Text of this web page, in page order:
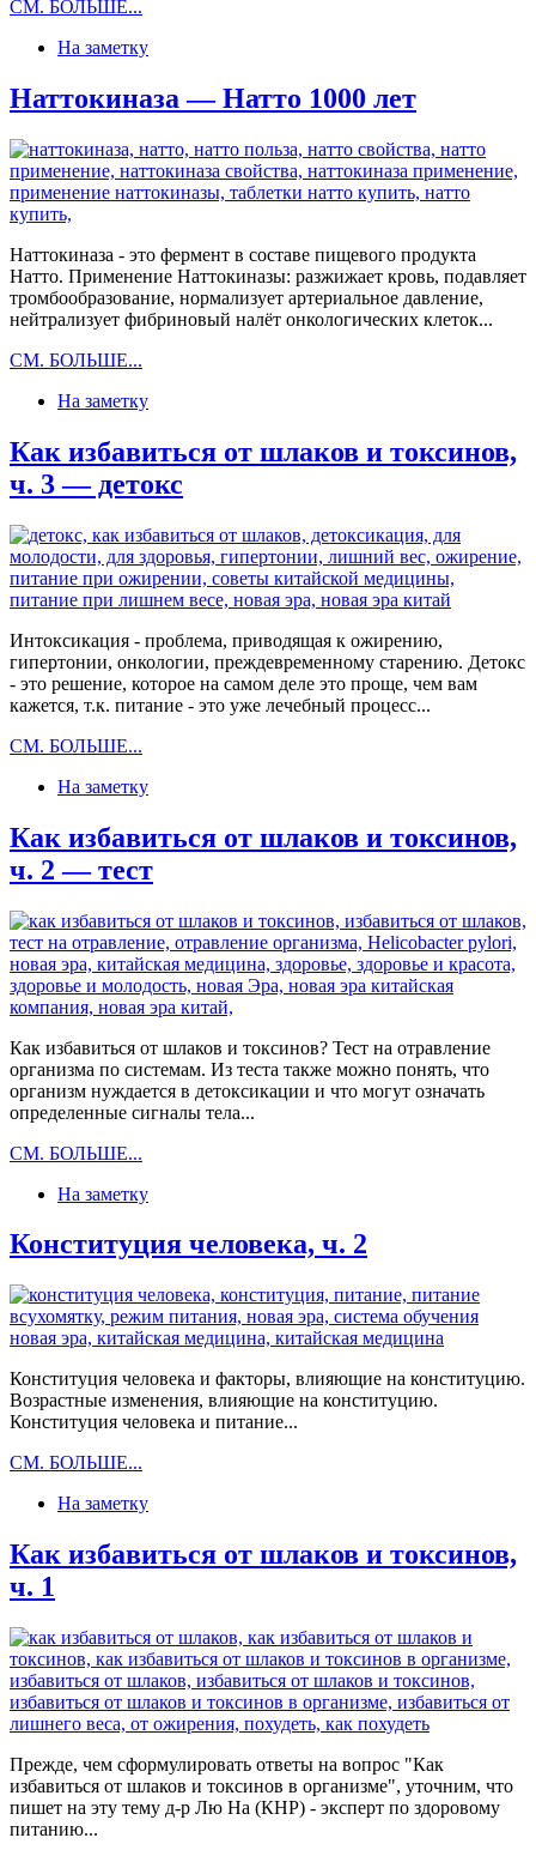
СМ. БОЛЬШЕ...
ч.
—
здоровая
На заметку
Наттокиназа — Натто 1000 лет
Наттокиназа - это фермент в составе пищевого продукта
Натто. Применение Наттокиназы: разжижает кровь, подавляет
тромбообразование, нормализует артериальное давление,
нейтрализует фибриновый налёт онкологических клеток...
СМ. БОЛЬШЕ...
Натто
лет
На заметку
Как избавиться от шлаков и токсинов,
ч. 3 — детокс
Интоксикация - проблема, приводящая к ожирению,
гипертонии, онкологии, преждевременному старению. Детокс
- это решение, которое на самом деле это проще, чем вам
кажется, т.к. питание - это уже лечебный процесс...
СМ. БОЛЬШЕ...
от
и
токсинов,
ч.
—
детокс
На заметку
Как избавиться от шлаков и токсинов,
ч. 2 — тест
Как избавиться от шлаков и токсинов? Тест на отравление
организма по системам. Из теста также можно понять, что
организм нуждается в детоксикации и что могут означать
определенные сигналы тела...
СМ. БОЛЬШЕ...
от
и
токсинов,
2
—
тест
На заметку
Конституция человека, ч. 2
Конституция человека и факторы, влияющие на конституцию.
Возрастные изменения, влияющие на конституцию.
Конституция человека и питание...
СМ. БОЛЬШЕ...
ч.
На заметку
Как избавиться от шлаков и токсинов,
ч. 1
Прежде, чем сформулировать ответы на вопрос "Как
избавиться от шлаков и токсинов в организме", уточним, что
пишет на эту тему д-р Лю На (КНР) - эксперт по здоровому
питанию...